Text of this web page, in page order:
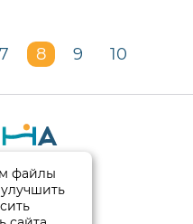
7 8 9 10
файлы